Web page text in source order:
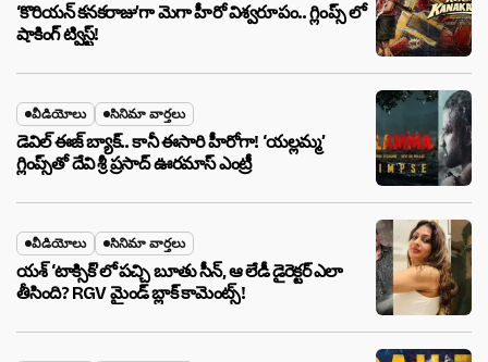
‘కొరియన్ కనకరాజు’గా మెగా హీరో విశ్వరూపం.. గ్లింప్స్ లో
షాకింగ్ ట్విస్ట్!
వీడియోలు సినిమా వార్తలు
డెవిల్ ఈజ్ బ్యాక్.. కానీ ఈసారి హీరోగా! ‘యల్లమ్మ’
గ్లింప్స్‌తో దేవి శ్రీ ప్రసాద్ ఊరమాస్ ఎంట్రీ
వీడియోలు సినిమా వార్తలు
యశ్ ‘టాక్సిక్’లో పచ్చి బూతు సీన్, ఆ లేడీ డైరెక్టర్ ఎలా
తీసింది? RGV మైండ్ బ్లాక్ కామెంట్స్!